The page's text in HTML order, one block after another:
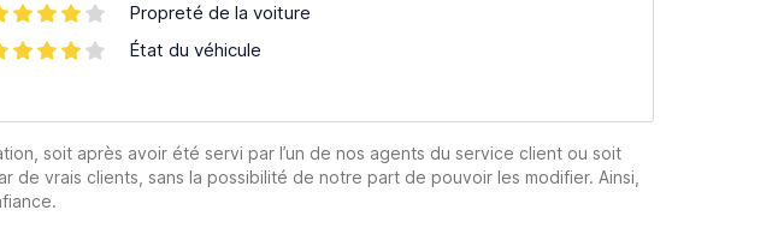
Propreté de la voiture
État du véhicule
soit après avoir été servi par l’un de nos agents du service client ou soit
vrais clients, sans la possibilité de notre part de pouvoir les modifier. Ainsi,